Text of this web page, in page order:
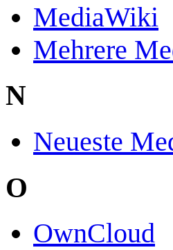
MediaWiki
Mehrere
N
Neueste
O
OwnCloud